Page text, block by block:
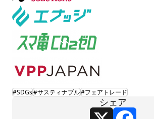
#SDGs#サスティナブル#フェアトレード
シェア
X